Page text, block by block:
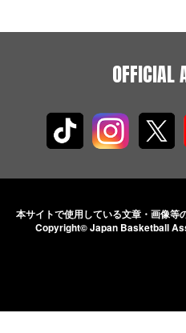
OFFICIAL
本サイトで使用している文章・画像等
Copyright© Japan Basketball